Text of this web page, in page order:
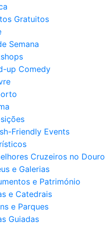
Gratuitos
Semana
up Comedy
Friendly Events
Cruzeiros no Douro​
e Galerias
e Património
e Catedrais
e Parques
Guiadas